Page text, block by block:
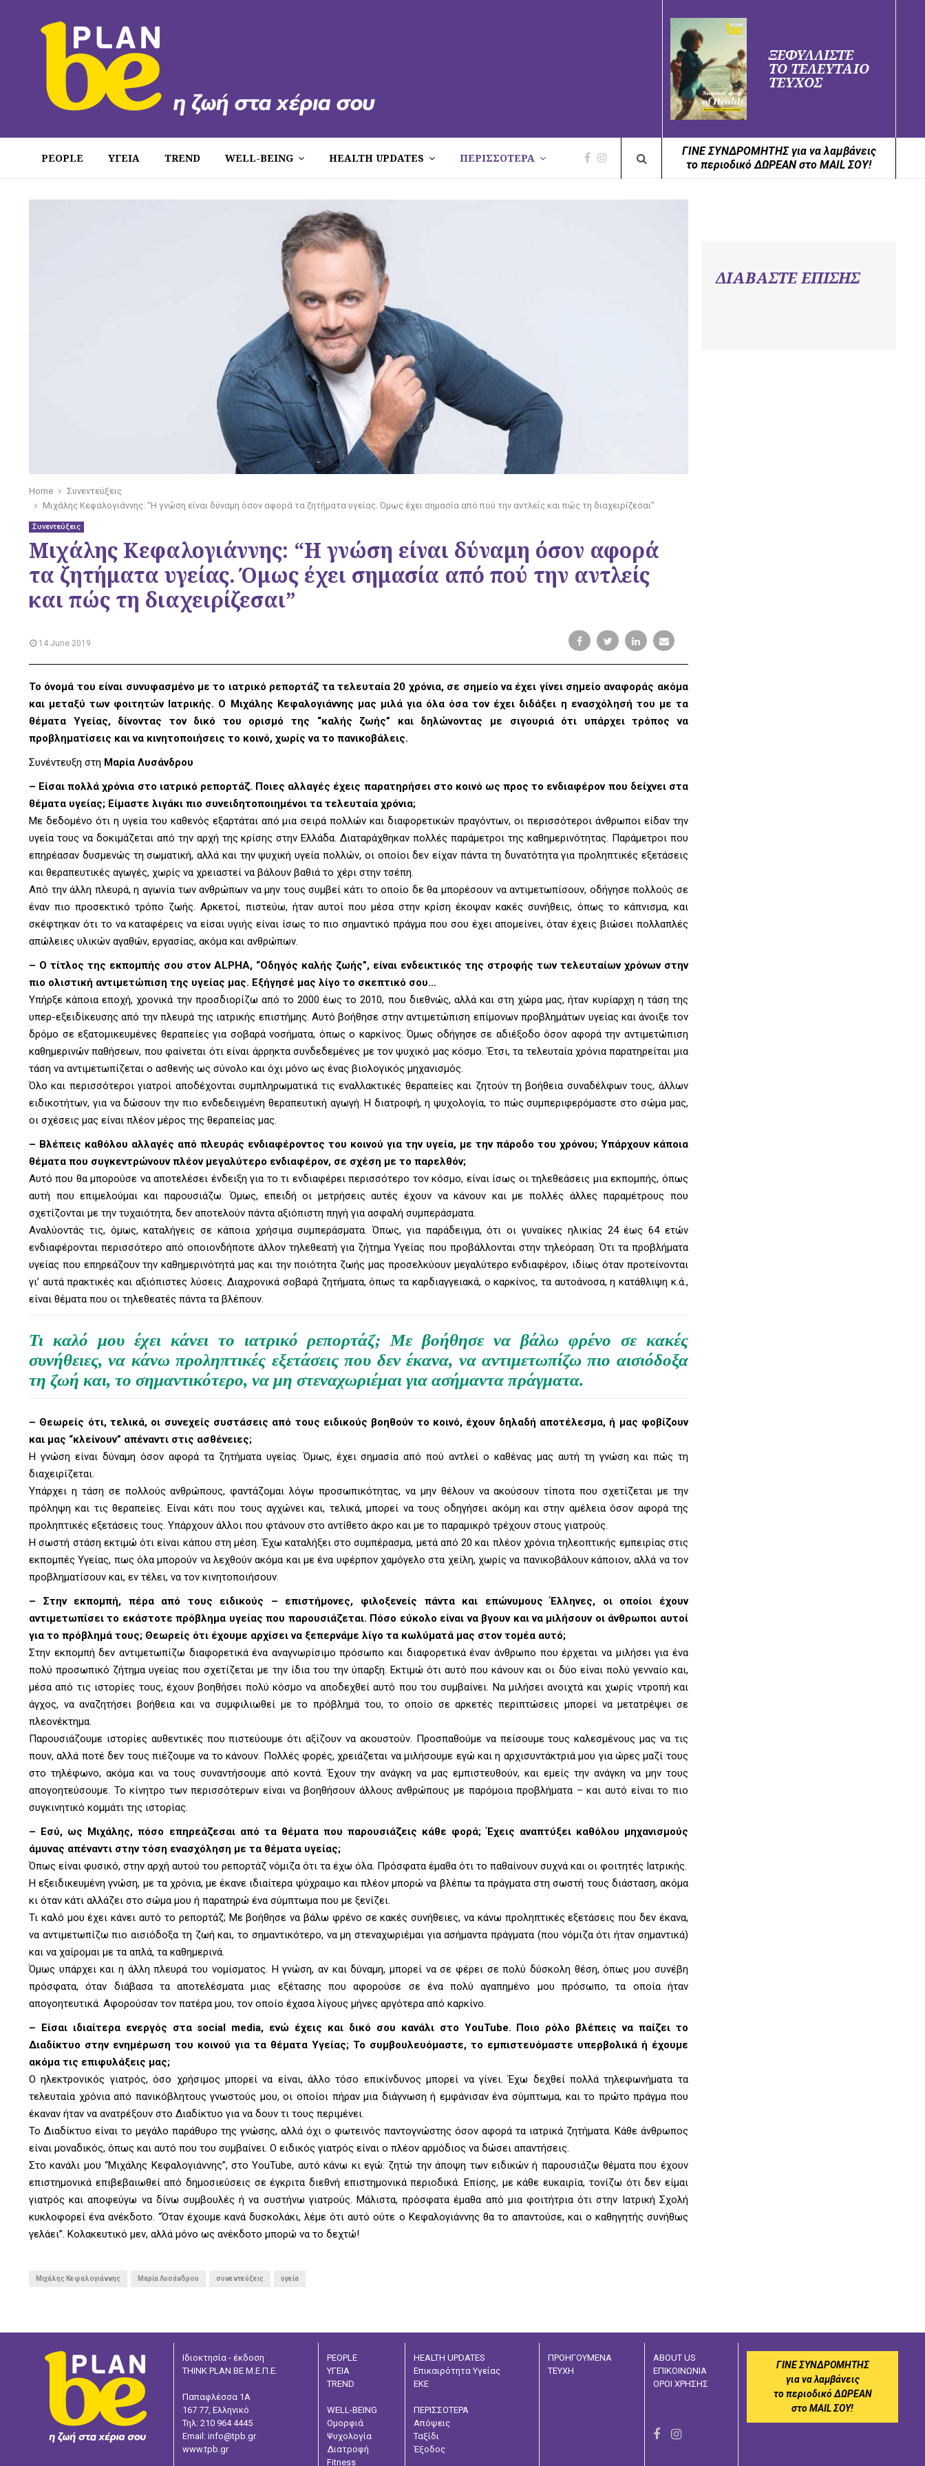
ΞΕΦΥΛΛΙΣΤΕ
ΤΟ ΤΕΛΕΥΤΑΙΟ
ΤΕΥΧΟΣ
PEOPLE ΥΓΕΙΑ TREND WELL-BEING HEALTH UPDATES ΠΕΡΙΣΣΟΤΕΡΑ
ΓΙΝΕ ΣΥΝΔΡΟΜΗΤΗΣ για να λαμβάνεις
το περιοδικό ΔΩΡΕΑΝ στο MAIL ΣΟΥ!
Home
Συνεντεύξεις
Μιχάλης Κεφαλογιάννης: “Η γνώση είναι δύναμη όσον αφορά τα ζητήματα υγείας. Όμως έχει σημασία από πού την αντλείς και πώς τη διαχειρίζεσαι”
Συνεντεύξεις
Μιχάλης Κεφαλογιάννης: “Η γνώση είναι δύναμη όσον αφορά
τα ζητήματα υγείας. Όμως έχει σημασία από πού την αντλείς
και πώς τη διαχειρίζεσαι”
14 June 2019
Το όνομά του είναι συνυφασμένο με το ιατρικό ρεπορτάζ τα τελευταία 20 χρόνια, σε σημείο να έχει γίνει σημείο αναφοράς ακόμα
και μεταξύ των φοιτητών Ιατρικής. Ο Μιχάλης Κεφαλογιάννης μας μιλά για όλα όσα τον έχει διδάξει η ενασχόλησή του με τα
θέματα Υγείας, δίνοντας τον δικό του ορισμό της “καλής ζωής” και δηλώνοντας με σιγουριά ότι υπάρχει τρόπος να
προβληματίσεις και να κινητοποιήσεις το κοινό, χωρίς να το πανικοβάλεις.
Συνέντευξη στη Μαρία Λυσάνδρου
– Είσαι πολλά χρόνια στο ιατρικό ρεπορτάζ. Ποιες αλλαγές έχεις παρατηρήσει στο κοινό ως προς το ενδιαφέρον που δείχνει στα
θέματα υγείας; Είμαστε λιγάκι πιο συνειδητοποιημένοι τα τελευταία χρόνια;
Με δεδομένο ότι η υγεία του καθενός εξαρτάται από μια σειρά πολλών και διαφορετικών πραγόντων, οι περισσότεροι άνθρωποι είδαν την
υγεία τους να δοκιμάζεται από την αρχή της κρίσης στην Ελλάδα. Διαταράχθηκαν πολλές παράμετροι της καθημερινότητας. Παράμετροι που
επηρέασαν δυσμενώς τη σωματική, αλλά και την ψυχική υγεία πολλών, οι οποίοι δεν είχαν πάντα τη δυνατότητα για προληπτικές εξετάσεις
και θεραπευτικές αγωγές, χωρίς να χρειαστεί να βάλουν βαθιά το χέρι στην τσέπη.
Από την άλλη πλευρά, η αγωνία των ανθρώπων να μην τους συμβεί κάτι το οποίο δε θα μπορέσουν να αντιμετωπίσουν, οδήγησε πολλούς σε
έναν πιο προσεκτικό τρόπο ζωής. Αρκετοί, πιστεύω, ήταν αυτοί που μέσα στην κρίση έκοψαν κακές συνήθεις, όπως το κάπνισμα, και
σκέφτηκαν ότι το να καταφέρεις να είσαι υγιής είναι ίσως το πιο σημαντικό πράγμα που σου έχει απομείνει, όταν έχεις βιώσει πολλαπλές
απώλειες υλικών αγαθών, εργασίας, ακόμα και ανθρώπων.
– Ο τίτλος της εκπομπής σου στον ALPHA, “Οδηγός καλής ζωής”, είναι ενδεικτικός της στροφής των τελευταίων χρόνων στην
πιο ολιστική αντιμετώπιση της υγείας μας. Εξήγησέ μας λίγο το σκεπτικό σου…
Υπήρξε κάποια εποχή, χρονικά την προσδιορίζω από το 2000 έως το 2010, που διεθνώς, αλλά και στη χώρα μας, ήταν κυρίαρχη η τάση της
υπερ-εξειδίκευσης από την πλευρά της ιατρικής επιστήμης. Αυτό βοήθησε στην αντιμετώπιση επίμονων προβλημάτων υγείας και άνοιξε τον
δρόμο σε εξατομικευμένες θεραπείες για σοβαρά νοσήματα, όπως ο καρκίνος. Όμως οδήγησε σε αδιέξοδο όσον αφορά την αντιμετώπιση
καθημερινών παθήσεων, που φαίνεται ότι είναι άρρηκτα συνδεδεμένες με τον ψυχικό μας κόσμο. Έτσι, τα τελευταία χρόνια παρατηρείται μια
τάση να αντιμετωπίζεται ο ασθενής ως σύνολο και όχι μόνο ως ένας βιολογικός μηχανισμός.
Όλο και περισσότεροι γιατροί αποδέχονται συμπληρωματικά τις εναλλακτικές θεραπείες και ζητούν τη βοήθεια συναδέλφων τους, άλλων
ειδικοτήτων, για να δώσουν την πιο ενδεδειγμένη θεραπευτική αγωγή. Η διατροφή, η ψυχολογία, το πώς συμπεριφερόμαστε στο σώμα μας,
οι σχέσεις μας είναι πλέον μέρος της θεραπείας μας.
– Βλέπεις καθόλου αλλαγές από πλευράς ενδιαφέροντος του κοινού για την υγεία, με την πάροδο του χρόνου; Υπάρχουν κάποια
θέματα που συγκεντρώνουν πλέον μεγαλύτερο ενδιαφέρον, σε σχέση με το παρελθόν;
Αυτό που θα μπορούσε να αποτελέσει ένδειξη για το τι ενδιαφέρει περισσότερο τον κόσμο, είναι ίσως οι τηλεθεάσεις μια εκπομπής, όπως
αυτή που επιμελούμαι και παρουσιάζω. Όμως, επειδή οι μετρήσεις αυτές έχουν να κάνουν και με πολλές άλλες παραμέτρους που
σχετίζονται με την τυχαιότητα, δεν αποτελούν πάντα αξιόπιστη πηγή για ασφαλή συμπεράσματα.
Αναλύοντάς τις, όμως, καταλήγεις σε κάποια χρήσιμα συμπεράσματα. Όπως, για παράδειγμα, ότι οι γυναίκες ηλικίας 24 έως 64 ετών
ενδιαφέρονται περισσότερο από οποιονδήποτε άλλον τηλεθεατή για ζήτημα Υγείας που προβάλλονται στην τηλεόραση. Ότι τα προβλήματα
υγείας που επηρεάζουν την καθημερινότητά μας και την ποιότητα ζωής μας προσελκύουν μεγαλύτερο ενδιαφέρον, ιδίως όταν προτείνονται
γι’ αυτά πρακτικές και αξιόπιστες λύσεις. Διαχρονικά σοβαρά ζητήματα, όπως τα καρδιαγγειακά, ο καρκίνος, τα αυτοάνοσα, η κατάθλιψη κ.ά.,
είναι θέματα που οι τηλεθεατές πάντα τα βλέπουν.
Τι καλό μου έχει κάνει το ιατρικό ρεπορτάζ; Με βοήθησε να βάλω φρένο σε κακές
συνήθειες, να κάνω προληπτικές εξετάσεις που δεν έκανα, να αντιμετωπίζω πιο αισιόδοξα
τη ζωή και, το σημαντικότερο, να μη στεναχωριέμαι για ασήμαντα πράγματα.
– Θεωρείς ότι, τελικά, οι συνεχείς συστάσεις από τους ειδικούς βοηθούν το κοινό, έχουν δηλαδή αποτέλεσμα, ή μας φοβίζουν
και μας “κλείνουν” απέναντι στις ασθένειες;
Η γνώση είναι δύναμη όσον αφορά τα ζητήματα υγείας. Όμως, έχει σημασία από πού αντλεί ο καθένας μας αυτή τη γνώση και πώς τη
διαχειρίζεται.
Υπάρχει η τάση σε πολλούς ανθρώπους, φαντάζομαι λόγω προσωπικότητας, να μην θέλουν να ακούσουν τίποτα που σχετίζεται με την
πρόληψη και τις θεραπείες. Είναι κάτι που τους αγχώνει και, τελικά, μπορεί να τους οδηγήσει ακόμη και στην αμέλεια όσον αφορά της
προληπτικές εξετάσεις τους. Υπάρχουν άλλοι που φτάνουν στο αντίθετο άκρο και με το παραμικρό τρέχουν στους γιατρούς.
Η σωστή στάση εκτιμώ ότι είναι κάπου στη μέση. Έχω καταλήξει στο συμπέρασμα, μετά από 20 και πλέον χρόνια τηλεοπτικής εμπειρίας στις
εκπομπές Υγείας, πως όλα μπορούν να λεχθούν ακόμα και με ένα υφέρπον χαμόγελο στα χείλη, χωρίς να πανικοβάλουν κάποιον, αλλά να τον
προβληματίσουν και, εν τέλει, να τον κινητοποιήσουν.
– Στην εκπομπή, πέρα από τους ειδικούς – επιστήμονες, φιλοξενείς πάντα και επώνυμους Έλληνες, οι οποίοι έχουν
αντιμετωπίσει το εκάστοτε πρόβλημα υγείας που παρουσιάζεται. Πόσο εύκολο είναι να βγουν και να μιλήσουν οι άνθρωποι αυτοί
για το πρόβλημά τους; Θεωρείς ότι έχουμε αρχίσει να ξεπερνάμε λίγο τα κωλύματά μας στον τομέα αυτό;
Στην εκπομπή δεν αντιμετωπίζω διαφορετικά ένα αναγνωρίσιμο πρόσωπο και διαφορετικά έναν άνθρωπο που έρχεται να μιλήσει για ένα
πολύ προσωπικό ζήτημα υγείας που σχετίζεται με την ίδια του την ύπαρξη. Εκτιμώ ότι αυτό που κάνουν και οι δύο είναι πολύ γενναίο και,
μέσα από τις ιστορίες τους, έχουν βοηθήσει πολύ κόσμο να αποδεχθεί αυτό που του συμβαίνει. Να μιλήσει ανοιχτά και χωρίς ντροπή και
άγχος, να αναζητήσει βοήθεια και να συμφιλιωθεί με το πρόβλημά του, το οποίο σε αρκετές περιπτώσεις μπορεί να μετατρέψει σε
πλεονέκτημα.
Παρουσιάζουμε ιστορίες αυθεντικές που πιστεύουμε ότι αξίζουν να ακουστούν. Προσπαθούμε να πείσουμε τους καλεσμένους μας να τις
πουν, αλλά ποτέ δεν τους πιέζουμε να το κάνουν. Πολλές φορές, χρειάζεται να μιλήσουμε εγώ και η αρχισυντάκτριά μου για ώρες μαζί τους
στο τηλέφωνο, ακόμα και να τους συναντήσουμε από κοντά. Έχουν την ανάγκη να μας εμπιστευθούν, και εμείς την ανάγκη να μην τους
απογοητεύσουμε. Το κίνητρο των περισσότερων είναι να βοηθήσουν άλλους ανθρώπους με παρόμοια προβλήματα – και αυτό είναι το πιο
συγκινητικό κομμάτι της ιστορίας.
–
Εσύ, ως Μιχάλης, πόσο επηρεάζεσαι από τα θέματα που παρουσιάζεις κάθε φορά; Έχεις αναπτύξει καθόλου μηχανισμούς
άμυνας απέναντι στην τόση ενασχόληση με τα θέματα υγείας;
Όπως είναι φυσικό, στην αρχή αυτού του ρεπορτάζ νόμιζα ότι τα έχω όλα. Πρόσφατα έμαθα ότι το παθαίνουν συχνά και οι φοιτητές Ιατρικής.
Η εξειδικευμένη γνώση, με τα χρόνια, με έκανε ιδιαίτερα ψύχραιμο και πλέον μπορώ να βλέπω τα πράγματα στη σωστή τους διάσταση, ακόμα
κι όταν κάτι αλλάζει στο σώμα μου ή παρατηρώ ένα σύμπτωμα που με ξενίζει.
Τι καλό μου έχει κάνει αυτό το ρεπορτάζ; Με βοήθησε να βάλω φρένο σε κακές συνήθειες, να κάνω προληπτικές εξετάσεις που δεν έκανα,
να αντιμετωπίζω πιο αισιόδοξα τη ζωή και, το σημαντικότερο, να μη στεναχωριέμαι για ασήμαντα πράγματα (που νόμιζα ότι ήταν σημαντικά)
και να χαίρομαι με τα απλά, τα καθημερινά.
Όμως υπάρχει και η άλλη πλευρά του νομίσματος. Η γνώση, αν και δύναμη, μπορεί να σε φέρει σε πολύ δύσκολη θέση, όπως μου συνέβη
πρόσφατα, όταν διάβασα τα αποτελέσματα μιας εξέτασης που αφορούσε σε ένα πολύ αγαπημένο μου πρόσωπο, τα οποία ήταν
απογοητευτικά. Αφορούσαν τον πατέρα μου, τον οποίο έχασα λίγους μήνες αργότερα από καρκίνο.
–
Είσαι ιδιαίτερα ενεργός στα social media, ενώ έχεις και δικό σου κανάλι στο YouTube. Ποιο ρόλο βλέπεις να παίζει το
Διαδίκτυο στην ενημέρωση του κοινού για τα θέματα Υγείας; Το συμβουλευόμαστε, το εμπιστευόμαστε υπερβολικά ή έχουμε
ακόμα τις επιφυλάξεις μας;
Ο ηλεκτρονικός γιατρός, όσο χρήσιμος μπορεί να είναι, άλλο τόσο επικίνδυνος μπορεί να γίνει. Έχω δεχθεί πολλά τηλεφωνήματα τα
τελευταία χρόνια από πανικόβλητους γνωστούς μου, οι οποίοι πήραν μια διάγνωση ή εμφάνισαν ένα σύμπτωμα, και το πρώτο πράγμα που
έκαναν ήταν να ανατρέξουν στο Διαδίκτυο για να δουν τι τους περιμένει.
Το Διαδίκτυο είναι το μεγάλο παράθυρο της γνώσης, αλλά όχι ο φωτεινός παντογνώστης όσον αφορά τα ιατρικά ζητήματα. Κάθε άνθρωπος
είναι μοναδικός, όπως και αυτό που του συμβαίνει. Ο ειδικός γιατρός είναι ο πλέον αρμόδιος να δώσει απαντήσεις.
Στο κανάλι μου “Μιχάλης Κεφαλογιάννης”, στο YouTube, αυτό κάνω κι εγώ: ζητώ την άποψη των ειδικών ή παρουσιάζω θέματα που έχουν
επιστημονικά επιβεβαιωθεί από δημοσιεύσεις σε έγκριτα διεθνή επιστημονικά περιοδικά. Επίσης, με κάθε ευκαιρία, τονίζω ότι δεν είμαι
γιατρός και αποφεύγω να δίνω συμβουλές ή να συστήνω γιατρούς. Μάλιστα, πρόσφατα έμαθα από μια φοιτήτρια ότι στην Ιατρική Σχολή
κυκλοφορεί ένα ανέκδοτο. “Όταν έχουμε κανά δυσκολάκι, λέμε ότι αυτό ούτε ο Κεφαλογιάννης θα το απαντούσε, και ο καθηγητής συνήθως
γελάει”. Κολακευτικό μεν, αλλά μόνο ως ανέκδοτο μπορώ να το δεχτώ!
Mιχάλης Κεφαλογιάννης Μαρία Λυσάνδρου συνεντεύξεις υγεία
ΔΙΑΒΑΣΤΕ ΕΠΙΣΗΣ
Ιδιοκτησία - έκδοση
THINK PLAN BE Μ.Ε.Π.Ε.
Παπαφλέσσα 1Α
167 77, Ελληνικό
Τηλ: 210 964 4445
Email: info@tpb.gr
www.tpb.gr
PEOPLE
ΥΓΕΙΑ
TREND
WELL-BEING
Ομορφιά
Ψυχολογία
Διατροφή
Fitness
HEALTH UPDATES
Επικαιρότητα Υγείας
ΕΚΕ
ΠΕΡΙΣΣΟΤΕΡΑ
Απόψεις
Ταξίδι
Έξοδος
ΠΡΟΗΓΟΥΜΕΝΑ
ΤΕΥΧΗ
ABOUT US
ΕΠΙΚΟΙΝΩΝΙΑ
ΟΡΟΙ ΧΡΗΣΗΣ
I
ΓΙΝΕ ΣΥΝΔΡΟΜΗΤΗΣ
για να λαμβάνεις
το περιοδικό ΔΩΡΕΑΝ
στο MAIL ΣΟΥ!